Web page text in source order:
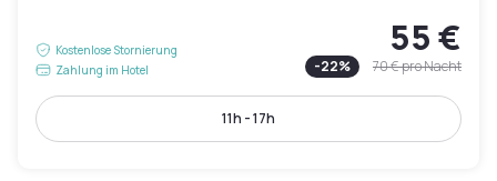
Kostenlose Stornierung
Zahlung im Hotel
55 €
-22% 70 €pro Nacht
11h - 17h